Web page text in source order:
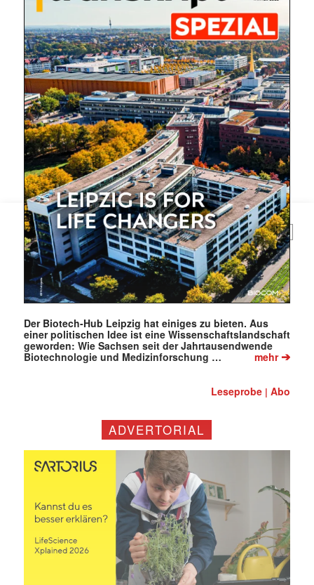
Mit dem |transkript-Newsletter
jede Woche aktuell informiert.
E-
Mail
(erforderlich)
Der Biotech-Hub Leipzig hat einiges zu bieten. Aus
einer politischen Idee ist eine Wissenschaftslandschaft
geworden: Wie Sachsen seit der Jahrtausendwende
Biotechnologie und Medizinforschung …
mehr➔
Leseprobe |Abo
ADVERTORIAL